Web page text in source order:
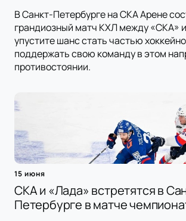
В Санкт-Петербурге на СКА Арене
грандиозный матч КХЛ между «СКА»
упустите шанс стать частью
поддержать свою команду в этом
противостоянии.
15 июня
СКА и «Лада» встретятся в
Петербурге в матче